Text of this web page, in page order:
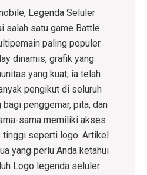
Legenda Seluler
salah satu game Battle
paling populer.
dinamis, grafik yang
yang kuat, ia telah
pengikut di seluruh
penggemar, pita, dan
sama memiliki akses
seperti logo. Artikel
yang perlu Anda ketahui
Logo legenda seluler